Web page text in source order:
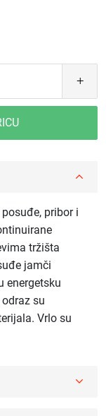
pribor i
tržišta
jamči
energetsku
su
Vrlo su